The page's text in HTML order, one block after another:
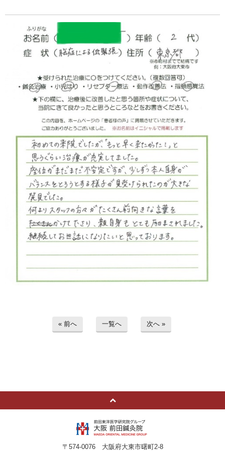
« 前へ 一覧へ 次へ »
〒574-0076 大阪府大東市曙町2-8